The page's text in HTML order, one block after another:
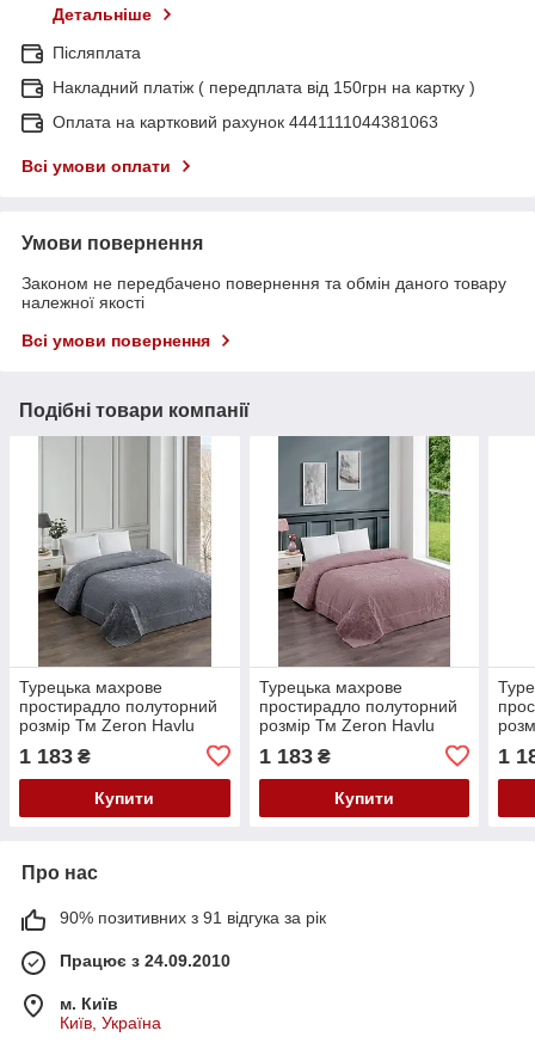
Детальніше
Післяплата
Накладний платіж ( передплата від 150грн на картку )
Оплата на картковий рахунок 4441111044381063
Всі умови оплати
Умови повернення
Законом не передбачено повернення та обмін даного товару
належної якості
Всі умови повернення
Подібні товари компанії
Турецька махрове
простирадло полуторний
розмір Тм Zeron Нavlu
1 183 ₴
Купити
Турецька махрове
простирадло полуторний
розмір Тм Zeron Нavlu
1 183₴
Купити
1
Про нас
90% позитивних з 91 відгука за рік
Працює з 24.09.2010
м. Київ
Київ, Україна